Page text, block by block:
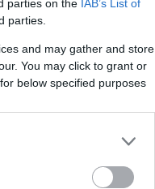
parties on the IAB’s List of
parties.
and may gather and store
You may click to grant or
below specified purposes
με
τα